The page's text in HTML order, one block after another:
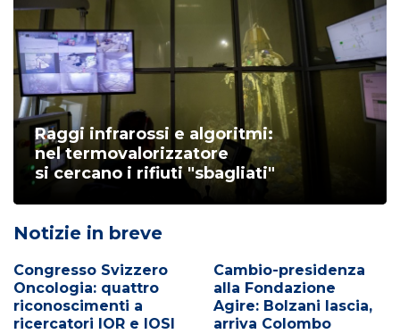
Raggi infrarossi e algoritmi:
nel termovalorizzatore
si cercano i rifiuti "sbagliati"
Notizie in breve
Congresso Svizzero
Oncologia: quattro
riconoscimenti a
ricercatori IOR e IOSI
Cambio-presidenza
alla Fondazione
Agire: Bolzani lascia,
arriva Colombo